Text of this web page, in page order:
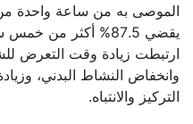
الموصى به من ساعة واحدة من
يقضي 87.5% أكثر
ارتبطت زيادة وقت التعرض
وانخفاض النشاط البدني،
التركيز والانتباه.